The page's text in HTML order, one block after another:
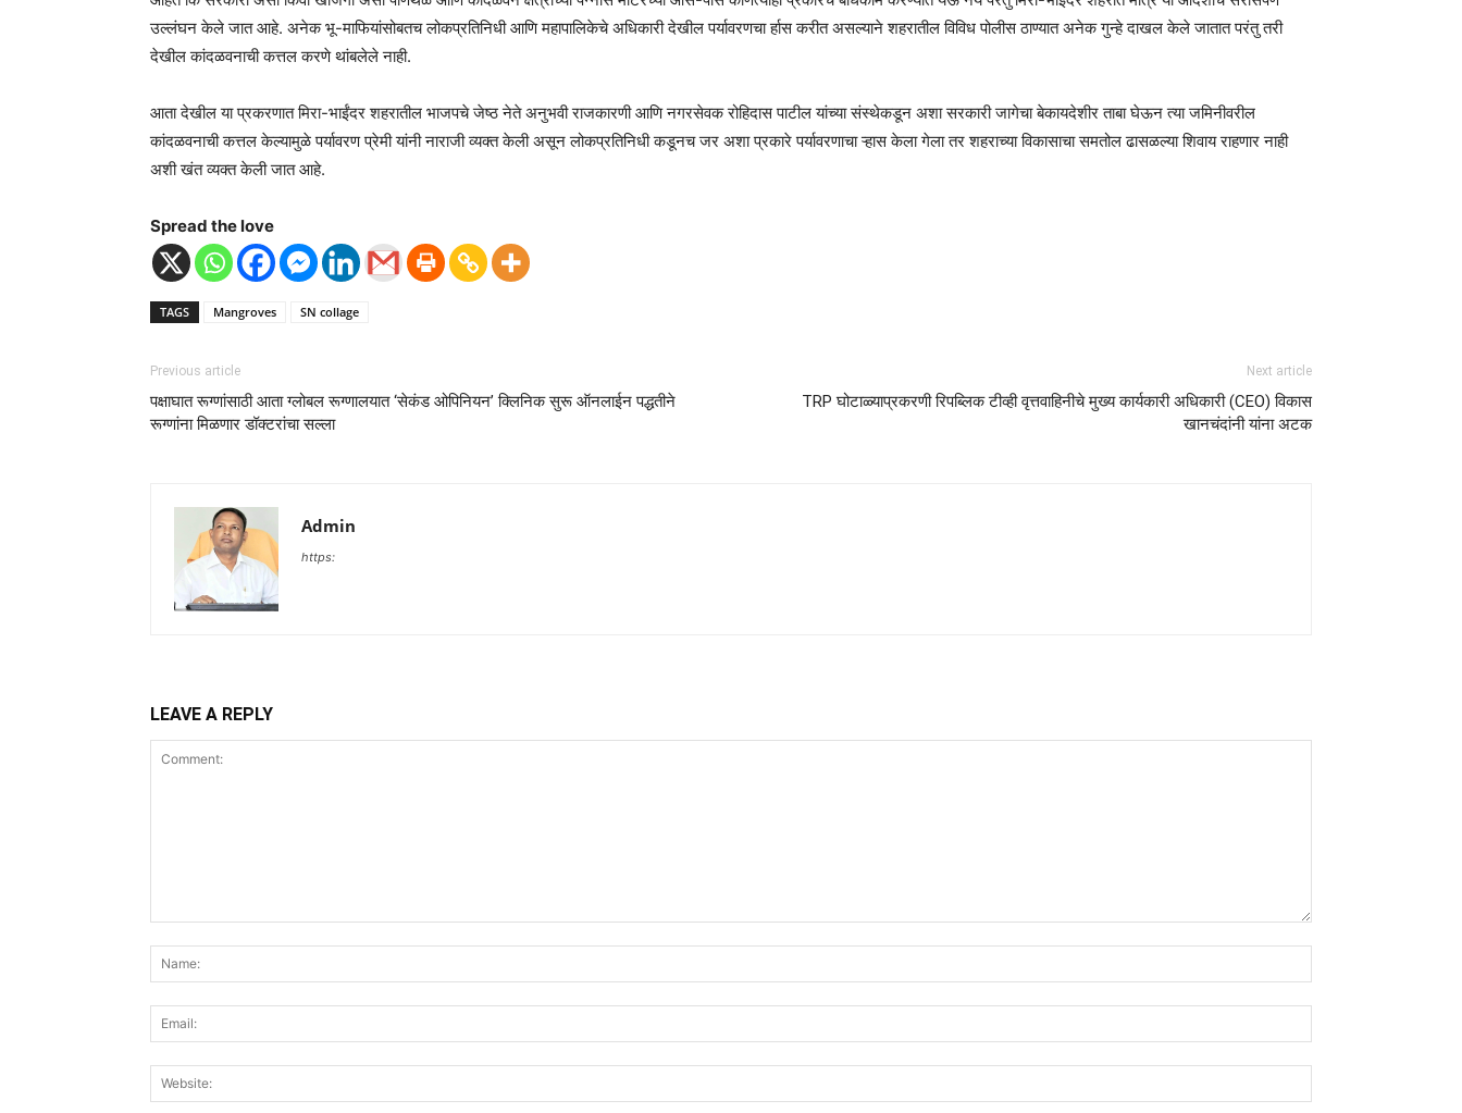
उल्लंघन केले जात आहे. अनेक भू-माफियांसोबतच लोकप्रतिनिधी आणि महापालिकेचे अधिकारी देखील पर्यावरणचा र्हास करीत असल्याने शहरातील विविध पोलीस ठाण्यात अनेक गुन्हे दाखल केले जातात परंतु तरी
देखील कांदळवनाची कत्तल करणे थांबलेले नाही.
आता देखील या प्रकरणात मिरा-भाईंदर शहरातील भाजपचे जेष्ठ नेते अनुभवी राजकारणी आणि नगरसेवक रोहिदास पाटील यांच्या संस्थेकडून अशा सरकारी जागेचा बेकायदेशीर ताबा घेऊन त्या जमिनीवरील
कांदळवनाची कत्तल केल्यामुळे पर्यावरण प्रेमी यांनी नाराजी व्यक्त केली असून लोकप्रतिनिधी कडूनच जर अशा प्रकारे पर्यावरणाचा ऱ्हास केला गेला तर शहराच्या विकासाचा समतोल ढासळल्या शिवाय राहणार नाही
अशी खंत व्यक्त केली जात आहे.
Spread the love
TAGS Mangroves SN collage
Previous article
पक्षाघात रूग्णांसाठी आता ग्लोबल रूग्णालयात ‘सेकंड ओपिनियन’ क्लिनिक सुरू ऑनलाईन पद्धतीने
रूग्णांना मिळणार डॉक्टरांचा सल्ला
Next article
TRP घोटाळ्याप्रकरणी रिपब्लिक टीव्ही वृत्तवाहिनीचे मुख्य कार्यकारी अधिकारी (CEO) विकास
खानचंदांनी यांना अटक
Admin
https:
LEAVE A REPLY